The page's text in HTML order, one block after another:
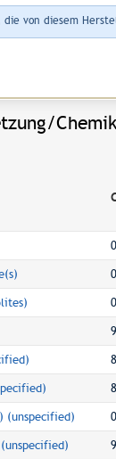
die von diesem
(unspecified)